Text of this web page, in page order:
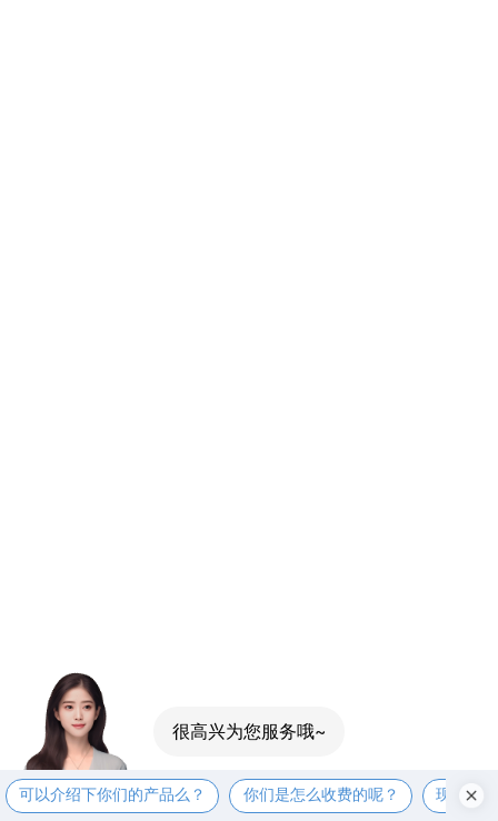
可以介绍下你们的产品么？ 你们是怎么收费的呢？ 现在有